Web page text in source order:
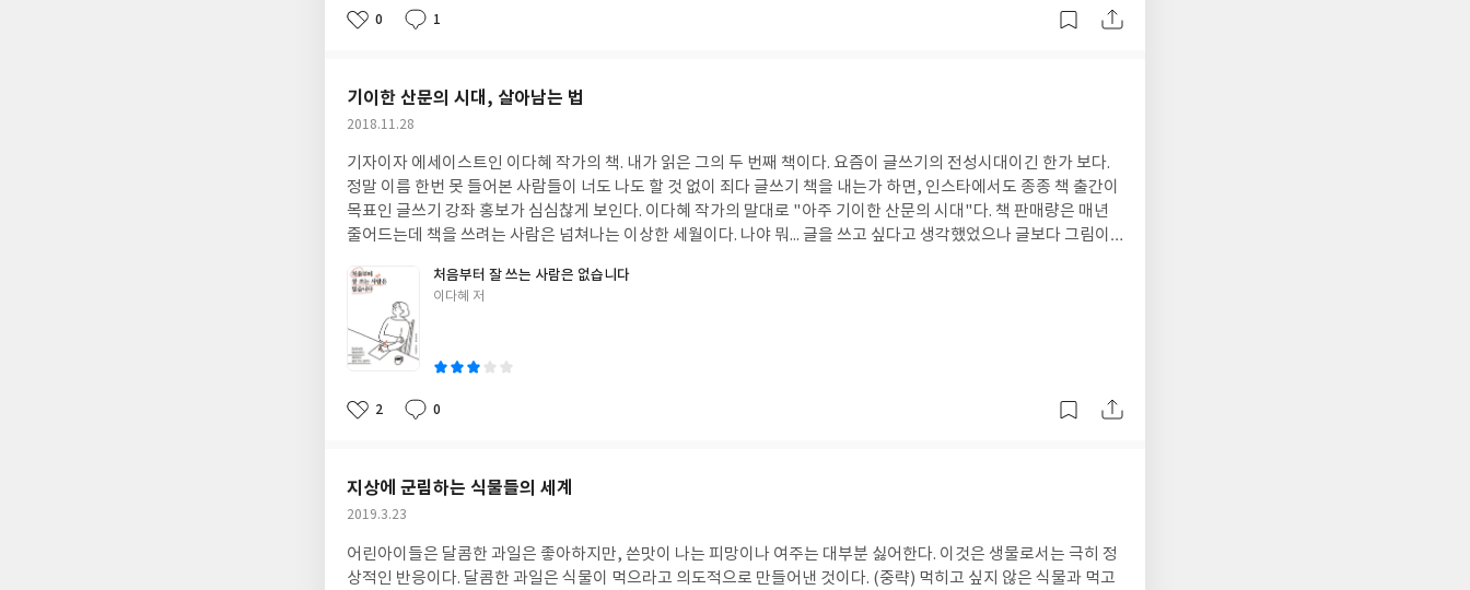
험하다. 정말 박학다식한데, 그럼에도 도무지 사람들과 소통이 안 되는 지식인이 적지 않다. 지식이 자기 안에서 맴돌
해 관직을 하면서는 고을 백성들을 돌보는 사람이었다. 뛰어난 문장력으로 탄탄대로를 걸을 수 있었으나, 자기 삶에서
더 중요한 것들을 버리고 금전이나 권세에 영혼을 팔 수는 없었던 것이다. 생활은 어려웠지만 그는 주변인들의 사랑을
한몸에 받았고 백성들에게는 존경을 받았으며, 책을 읽고 시를 짓고 노랫가락을 읊었다.속세에 살지만 속세의 때에 절
지 않은 채 우정을 나누며 배움을 지속하며 실천하는 삶이라니 과연 본받고 싶은 인물이다.그러나 한편 드는 생각은,
그가 이런 삶을 살 수 있었던 것은 그의 아내의 뒷바라지와 생계 유지 노력이 있었기 때문이리라는 것이다. 연암 박지
원은 조선시대의 숱한 보수적인 남자들과는 달리 깨어 있는 인물이었지만 그럼에도 그는 조선 남자였고, 그를 롤모델
로 삼고자 한다면 그의 뒤 그늘에 가려진 그 아내의 헌신을 잊지 말아야 한다. 연암은 평생을 독서인으로 지냈다. 근데
속이 멍한 게 한 글자도 남아 있지 않은 것 같다"고 고백한 바 있다. 그러니 진도가 안 나간다고, 금방 까먹는다고 실망
할 필요는 없다. 독서는 그 자체로 삶을 충만하게 하는 것이지 기억을 하느냐 못 하느냐는 중요하지 않다. 더 중요한 건
독서가 일상과 오버랩되는 것, 그리고 고전의 내용들이 신체와 융합하여 나의 언어가 되는 일이다. 그게 바로 지성이
다.(p. 233) 저자는 우리 사회의 숱한 백수들로 하여금 그저 "백수"인 채로 골방에서 핸드폰이나 게임기만 붙들고 있
지 말고 두 발로 세상을 돌아보고 책을 통해 머리를 일깨우며 생각하는 사람이 되어라 말한다. 게임에 열중하며 시간을
보내본 적이 있는 나로선 이래저래 공감이 가는 말들이었다. 하지만 이 책을 구입하며 기대했던 것보다 연암의 이야기
가 적어서 아쉬웠고, 책 자체가 예상했던 내용이 아니라서 당혹스러웠다. 게다가 행간은 왜 이리 넓은지, 또 저자는 왜
불어 <열하일기>가 읽고 싶어졌다. 연암의 모든 문장이 감동이지만, 올해(2018) 초 다시 내 가슴을 벅차게 했던 문장
이 하나 있다. 마지막으로 세상의 모든 청년들과 나누고 싶다.-"그대는 나날이 나아가십시오. 나 또한 나날이 나아가겠
습니다."(p. 263)
좋
0
댓
1
작
기이한 산문의 시대, 살아남는 법
작
일
2018.11.28
기자이자 에세이스트인 이다혜 작가의 책. 내가 읽은 그의 두 번째 책이다. 요즘이 글쓰기의 전성시대이긴 한가 보다.
정말 이름 한번 못 들어본 사람들이 너도 나도 할 것 없이 죄다 글쓰기 책을 내는가 하면, 인스타에서도 종종 책 출간이
목표인 글쓰기 강좌 홍보가 심심찮게 보인다. 이다혜 작가의 말대로 "아주 기이한 산문의 시대"다. 책 판매량은 매년
줄어드는데 책을 쓰려는 사람은 넘쳐나는 이상한 세월이다. 나야 뭐... 글을 쓰고 싶다고 생각했었으나 글보다 그림이
요새는 에세이나 다름이 없다 보니 재미가 없으면 읽고 싶지 않다. 글쓰고 싶은 이들을 가르치려면 저자 본인의 글쓰기
실력부터 선보이는 게 당연하다. 단순 정보만을 다루는 책은 이제 어떤 분야에서건 인기가 없다. 다행히 이 책은 재미
있다. 그 재미가 초중반부에 주로 집중되어 있는 편인데, 글을 쓰는 데 대한 전반적인 이야기를 들려주다 보니 저자의
개인적 경험이 뒤섞였기 때문이다. 반면 후반부는 글을 쓰는 데 있어 좀 더 세밀한 안내를 하고 있어 재미는 덜하다. 그
러나 다른 책에서는 보지 못한, 실무적인 내용이나 왕초보들이 궁금해 할 법한 내용을 싣고 있어 흥미롭다. 글을 쓰고
싶어서가 아니라 이다혜 작가는 어떤 글쓰기 책을 썼는지가 궁금해 읽은 나는 비교적 만족스러웠다. 하지만 정말 글을
처음부터 잘 쓰는 사람은 없습니다
글
이다혜 저
좋
2
댓
0
작
지상에 군림하는 식물들의 세계
작
일
2019.3.23
어린아이들은 달콤한 과일은 좋아하지만, 쓴맛이 나는 피망이나 여주는 대부분 싫어한다. 이것은 생물로서는 극히 정
상적인 반응이다. 달콤한 과일은 식물이 먹으라고 의도적으로 만들어낸 것이다. (중략) 먹히고 싶지 않은 식물과 먹고